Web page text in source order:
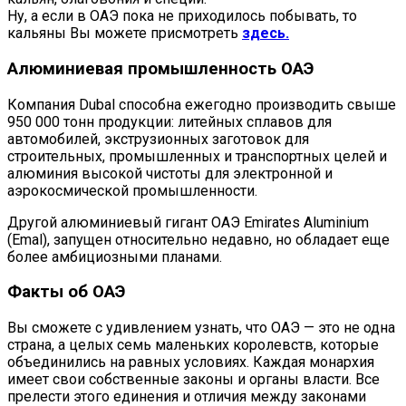
Ну, а если в ОАЭ пока не приходилось побывать, то
кальяны Вы можете присмотреть здесь.
Алюминиевая промышленность ОАЭ
Компания Dubal способна ежегодно производить свыше
950 000 тонн продукции: литейных сплавов для
автомобилей, экструзионных заготовок для
строительных, промышленных и транспортных целей и
алюминия высокой чистоты для электронной и
аэрокосмической промышленности.
Другой алюминиевый гигант ОАЭ Emirates Aluminium
(Emal), запущен относительно недавно, но обладает еще
более амбициозными планами.
Факты об ОАЭ
Вы сможете с удивлением узнать, что ОАЭ — это не одна
страна, а целых семь маленьких королевств, которые
объединились на равных условиях. Каждая монархия
имеет свои собственные законы и органы власти. Все
прелести этого единения и отличия между законами